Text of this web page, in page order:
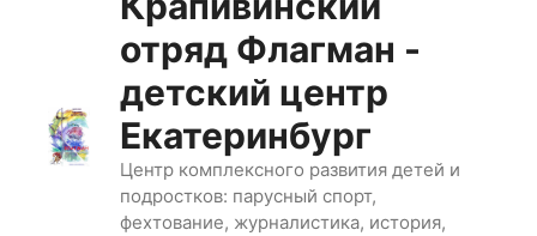
отряд Флагман -
детский центр
Екатеринбург
Центр комплексного развития детей и
подростков: парусный спорт,
фехтование, журналистика, история,